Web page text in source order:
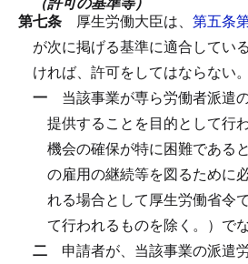
第七条 厚生労働大臣は、 第五条
が次に掲げる基準に適合してい
ければ、許可をしてはならない。
一 当該事業が専ら労働者派遣
提供することを目的として行
機会の確保が特に困難である
の雇用の継続等を図るために
れる場合として厚生労働省令
て行われるものを除く。）でな
二 申請者が、当該事業の派遣